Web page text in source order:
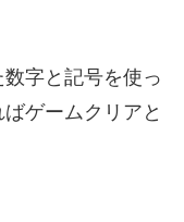
字と記号を使っ
ゲームクリアと